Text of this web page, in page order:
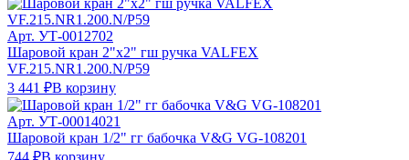
Арт. УТ-0012702
Шаровой кран 2"х2" гш ручка VALFEX
VF.215.NR1.200.N/P59
3 441 ₽В корзину
Арт. УТ-00014021
Шаровой кран 1/2" гг бабочка V&G VG-108201
744 ₽В корзину